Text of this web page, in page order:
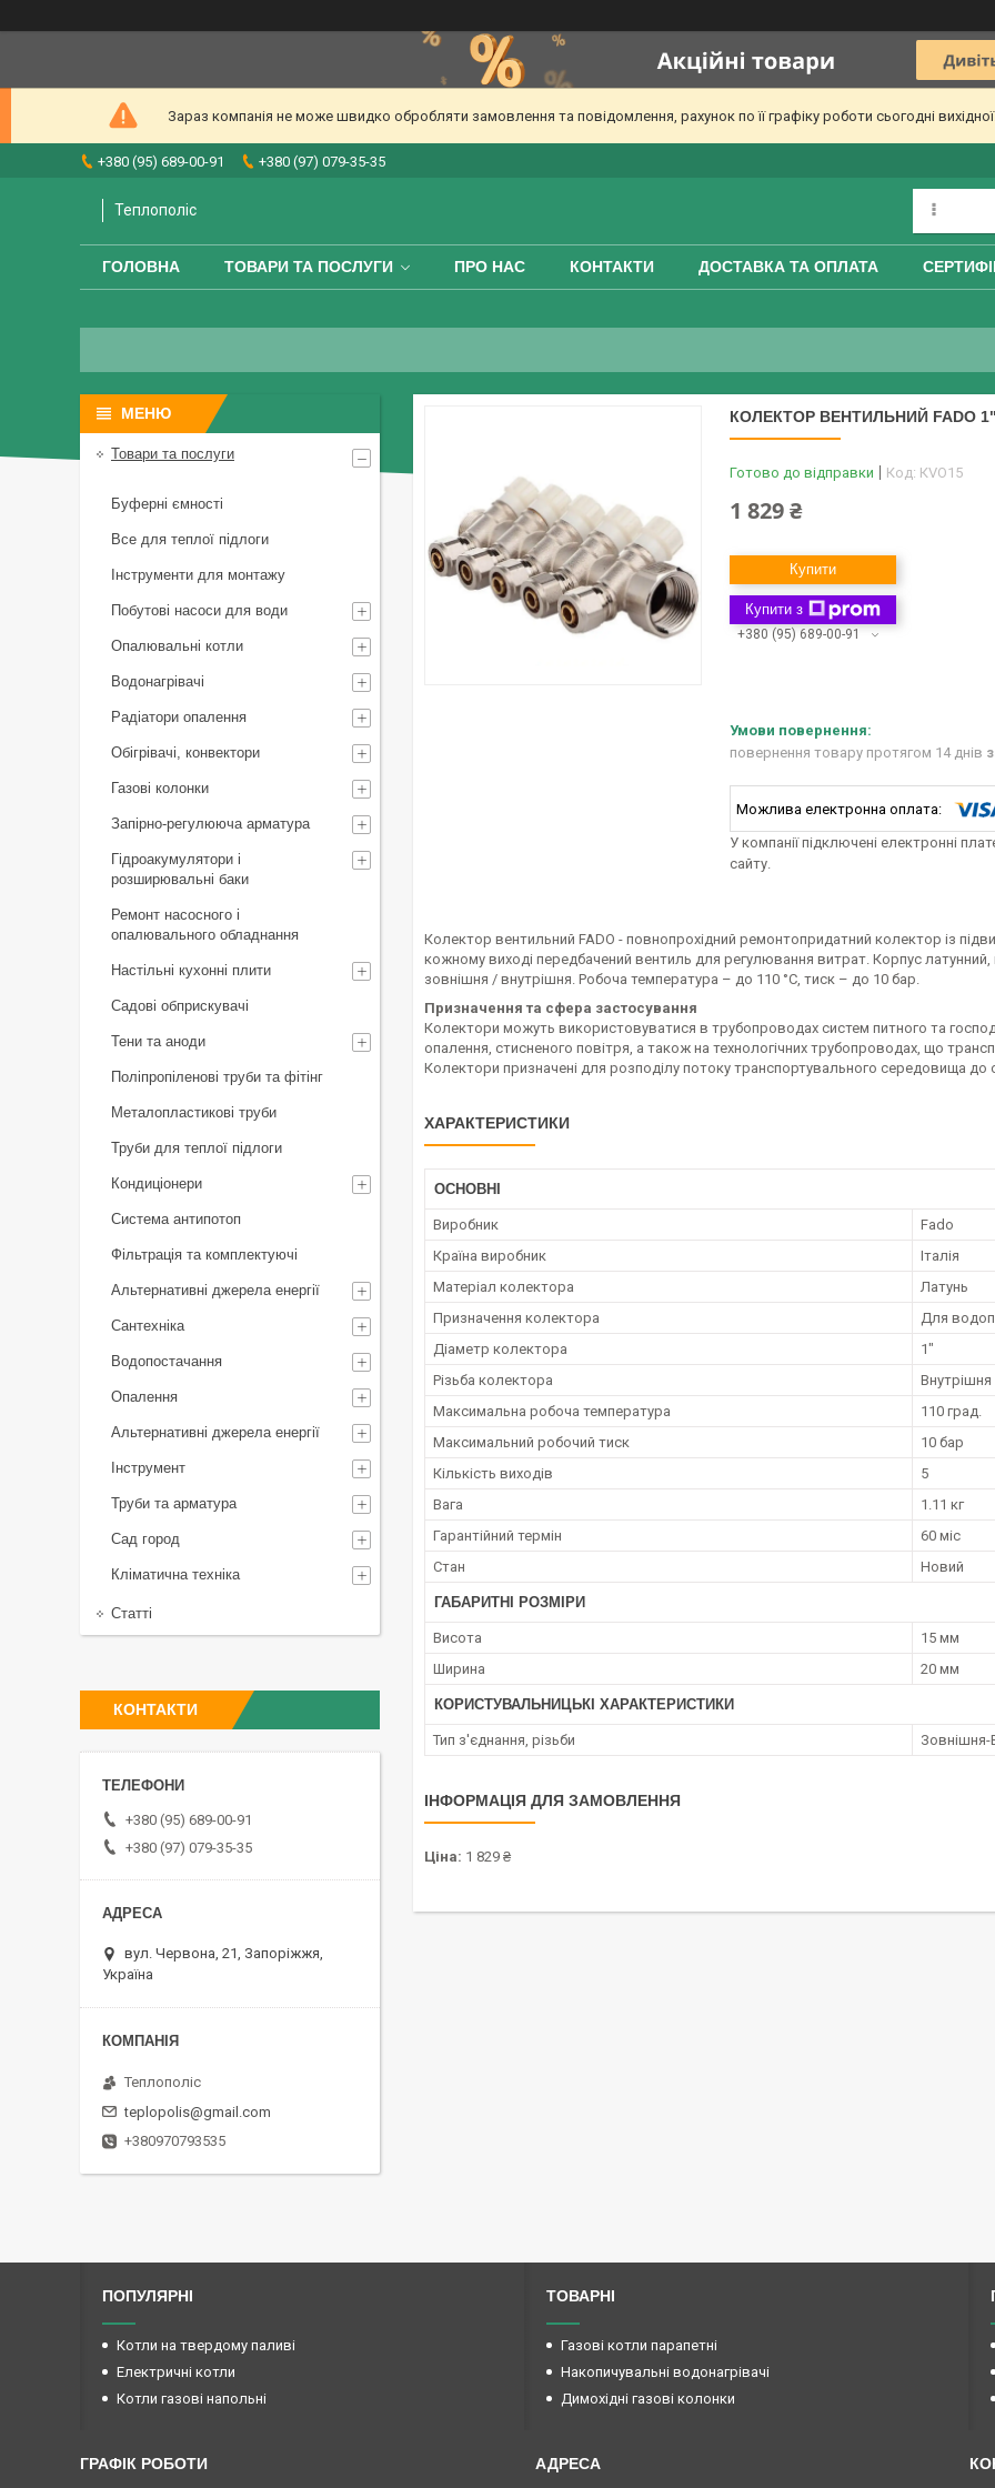
Зараз компанія не може швидко обробляти замовлення та повідомлення, рахунок по її графіку роботи сьогодні
+380 (95) 689-00-91 +380 (97) 079-35-35
Теплополіс
ГОЛОВНА ТОВАРИ ТА ПОСЛУГИ ПРО НАС КОНТАКТИ ДОСТАВКА ТА ОПЛАТА
КОЛЕКТОР ВЕНТИЛЬНИЙ FADO
Готово до відправки Код: КVО15
1 829 ₴
Купити
Купити з
+380 (95) 689-00-91
повернення товару протягом 14 днів
У компанії підключені електронні
сайту.
Колектор вентильний FADO - повнопрохідний ремонтопридатний колектор із
кожному виході передбачений вентиль для регулювання витрат. Корпус латунний,
зовнішня / внутрішня. Робоча температура – до 110 °С, тиск – до 10 бар.
Призначення та сфера застосування
Колектори можуть використовуватися в трубопроводах систем питного та
опалення, стисненого повітря, а також на технологічних трубопроводах, що
Колектори призначені для розподілу потоку транспортувального середовища до
ХАРАКТЕРИСТИКИ
ОСНОВНІ
Виробник
Fado
Країна виробник
Італія
Матеріал колектора
Латунь
Призначення колектора
Для
Діаметр колектора
1"
Різьба колектора
Внутрішня
Максимальна робоча температура
110 град.
Максимальний робочий тиск
10 бар
Кількість виходів
5
Вага
1.11 кг
Гарантійний термін
60 міс
Стан
Новий
ГАБАРИТНІ РОЗМІРИ
Висота
15 мм
Ширина
20 мм
КОРИСТУВАЛЬНИЦЬКІ ХАРАКТЕРИСТИКИ
Тип з'єднання, різьби Зовнішня-
ІНФОРМАЦІЯ ДЛЯ ЗАМОВЛЕННЯ
Ціна: 1 829 ₴
Товари та послуги
Буферні ємності
Все для теплої підлоги
Інструменти для монтажу
Побутові насоси для води
Опалювальні котли
Водонагрівачі
Радіатори опалення
Обігрівачі, конвектори
Газові колонки
Запірно-регулююча арматура
Гідроакумулятори і
розширювальні баки
Ремонт насосного і
опалювального обладнання
Настільні кухонні плити
Садові обприскувачі
Тени та аноди
Поліпропіленові труби та фітінг
Металопластикові труби
Труби для теплої підлоги
Кондиціонери
Система антипотоп
Фільтрація та комплектуючі
Альтернативні джерела енергії
Сантехніка
Водопостачання
Опалення
Альтернативні джерела енергії
Інструмент
Труби та арматура
Сад город
Кліматична техніка
Статті
КОНТАКТИ
+380 (95) 689-00-91
+380 (97) 079-35-35
вул. Червона, 21, Запоріжжя,
Україна
Теплополіс
teplopolis@gmail.com
+380970793535
ПОПУЛЯРНІ
Котли на твердому паливі
Електричні котли
Котли газові напольні
ТОВАРНІ
Газові котли парапетні
Накопичувальні водонагрівачі
Димохідні газові колонки
ГРАФІК РОБОТИ